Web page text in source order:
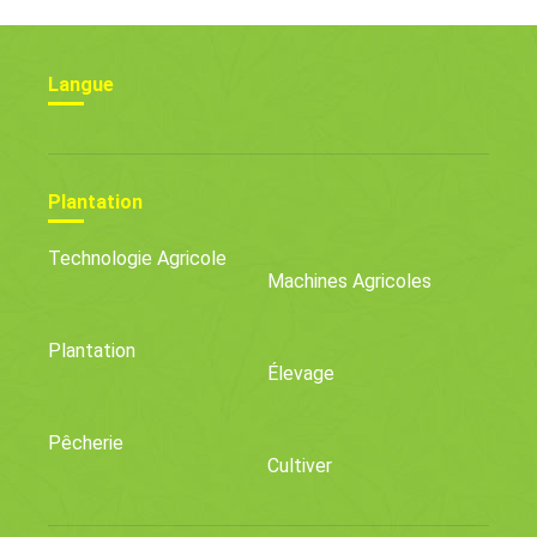
Langue
Plantation
Technologie Agricole
Machines Agricoles
Plantation
Élevage
Pêcherie
Cultiver